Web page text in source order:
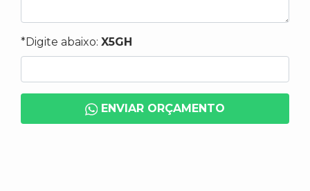
*Digite abaixo: X5GH
ENVIAR ORÇAMENTO